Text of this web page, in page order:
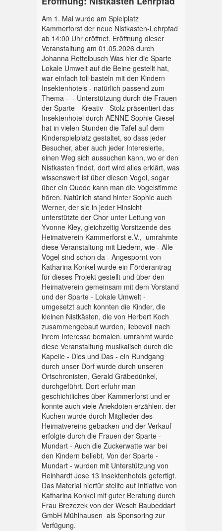
Am 1. Mai wurde am Spielplatz
Kammerforst der neue Nistkasten-Lehrpfad
ab 14:00 Uhr eröffnet. Eröffnung dieser
Veranstaltung am 01.05.2026 durch
Johanna Rettelbusch Was hier die Sparte
Lokale Umwelt auf die Beine gestellt hat,
war einfach toll basteln mit den Kindern
Insektenhotels - natürlich passend zum
Thema - - Unterstützung durch die Frauen
der Sparte - Kreativ - Stolz präsentiert das
Insektenhotel durch AENNE Sophie Giesel
hat in vielen Stunden die Tafel auf dem
Kinderspielplatz gestaltet, so dass jeder
Besucher, aber auch jeder Interesierte,
einen Weg sich aussuchen kann, wo er den
Nistkasten findet, dort wird alles erklärt, was
wissenswert ist über diesen Vogel, sogar
über ein Quode kann man die Vogelstimme
hören. Natürlich stand hinter Sophie auch
Werner, der sie in jeder Hinsicht
unterstützte der Chor unter Leitung von
Yvonne Kley, gleichzeitig Vorsitzende des
Heimatverein Kammerforst e.V., umrahmte
diese Veranstaltung mit Liedern, wie - Alle
Vögel sind schon da - Angespornt von
Katharina Konkel wurde ein Förderantrag
für dieses Projekt gestellt und über den
Heimatverein gemeinsam mit dem Vorstand
und der Sparte - Lokale Umwelt -
umgesetzt auch konnten die Kinder, die
kleinen Nistkästen, die von Herbert Koch
zusammengebaut wurden, liebevoll nach
ihrem Interesse bemalen. umrahmt wurde
diese Veranstaltung musikalisch durch die
Kapelle - Dies und Das - ein Rundgang
durch unser Dorf wurde durch unseren
Ortschronisten, Gerald Gräbedünkel,
durchgeführt. Dort erfuhr man
geschichtliches über Kammerforst und er
konnte auch viele Anekdoten erzählen. der
Kuchen wurde durch Mitglieder des
Heimatvereins gebacken und der Verkauf
erfolgte durch die Frauen der Sparte -
Mundart - Auch die Zuckerwatte war bei
den Kindern beliebt. Von der Sparte -
Mundart - wurden mit Unterstützung von
Reinhardt Jose 13 Insektenhotels gefertigt.
Das Material hierfür stellte auf Initiative von
Katharina Konkel mit guter Beratung durch
Frau Brezezek von der Wesch Baubeddarf
GmbH Mühlhausen als Sponsoring zur
Verfügung.